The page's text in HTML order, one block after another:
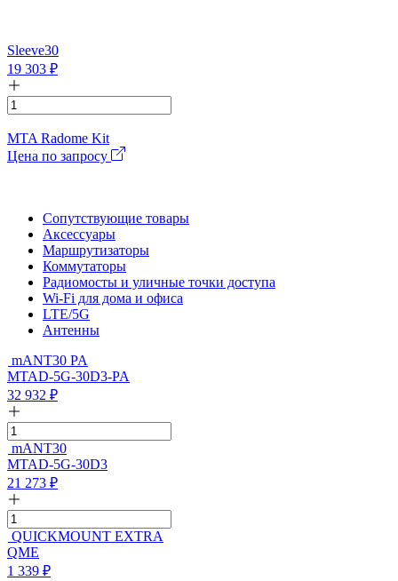
Sleeve30
19 303 ₽
MTA Radome Kit
Цена по запросу
Сопутствующие товары
Аксессуары
Маршрутизаторы
Коммутаторы
Радиомосты и уличные точки доступа
Wi-Fi для дома и офиса
LTE/5G
Антенны
mANT30 PA
MTAD-5G-30D3-PA
32 932 ₽
mANT30
MTAD-5G-30D3
21 273 ₽
QUICKMOUNT EXTRA
QME
1 339 ₽